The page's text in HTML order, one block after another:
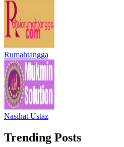
Rumahtangga
Nasihat Ustaz
Trending Posts